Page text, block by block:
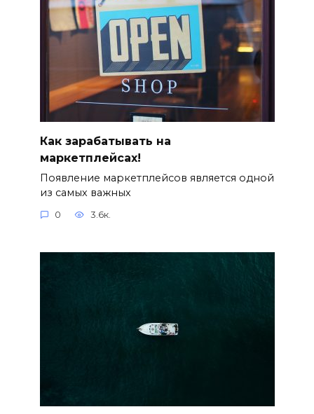
Как зарабатывать на
маркетплейсах!
Появление маркетплейсов является одной
из самых важных
0 3.6к.